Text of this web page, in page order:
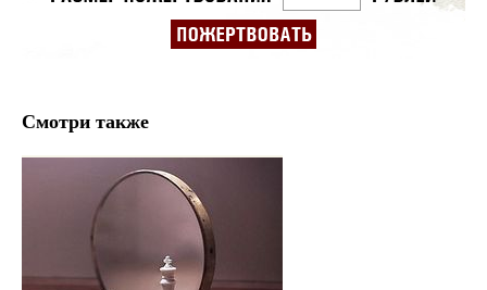
Смотри также